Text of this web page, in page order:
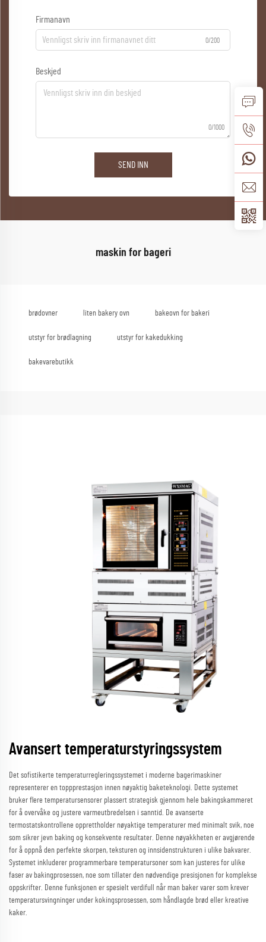
Firmanavn
0/200
Beskjed
0/1000
SEND INN
maskin for bageri
brødovner liten bakery ovn bakeovn for bakeri
utstyr for brødlagning utstyr for kakedukking
bakevarebutikk
Avansert temperaturstyringssystem
Det sofistikerte temperaturregleringssystemet i moderne bagerimaskiner
representerer en toppprestasjon innen nøyaktig baketeknologi. Dette systemet
bruker flere temperatursensorer plassert strategisk gjennom hele bakingskammeret
for å overvåke og justere varmeutbredelsen i sanntid. De avanserte
termostatskontrollene opprettholder nøyaktige temperaturer med minimalt svik, noe
som sikrer jevn baking og konsekvente resultater. Denne nøyakkheten er avgjørende
for å oppnå den perfekte skorpen, teksturen og innsidenstrukturen i ulike bakvarer.
Systemet inkluderer programmerbare temperatursoner som kan justeres for ulike
faser av bakingprosessen, noe som tillater den nødvendige presisjonen for komplekse
oppskrifter. Denne funksjonen er spesielt verdifull når man baker varer som krever
temperatursvingninger under kokingsprosessen, som håndlagde brød eller kreative
kaker.